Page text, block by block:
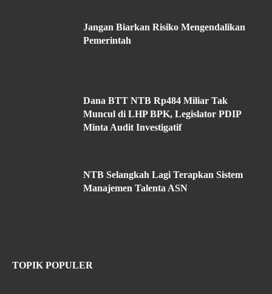
Jangan Biarkan Risiko Mengendalikan
Pemerintah
Dana BTT NTB Rp484 Miliar Tak
Muncul di LHP BPK, Legislator PDIP
Minta Audit Investigatif
NTB Selangkah Lagi Terapkan Sistem
Manajemen Talenta ASN
TOPIK POPULER